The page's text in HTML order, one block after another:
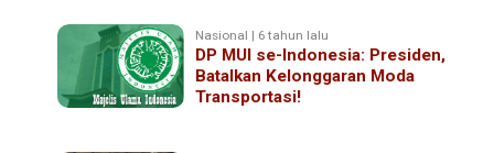
Nasional | 6 tahun lalu
DP MUI se-Indonesia: Presiden,
Batalkan Kelonggaran Moda
Transportasi!